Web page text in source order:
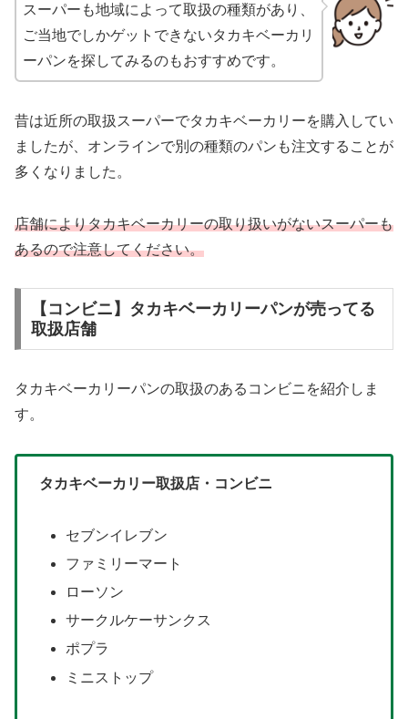
スーパーも地域によって取扱の種類があり、
ご当地でしかゲットできないタカキベーカリ
ーパンを探してみるのもおすすめです。
昔は近所の取扱スーパーでタカキベーカリーを購入してい
ましたが、オンラインで別の種類のパンも注文することが
多くなりました。
店舗によりタカキベーカリーの取り扱いがないスーパーも
あるので注意してください。
【コンビニ】タカキベーカリーパンが売ってる
取扱店舗
タカキベーカリーパンの取扱のあるコンビニを紹介しま
す。
タカキベーカリー取扱店・コンビニ
セブンイレブン
ファミリーマート
ローソン
サークルケーサンクス
ポプラ
ミニストップ